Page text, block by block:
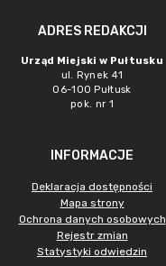
ADRES REDAKCJI
Urząd Miejski w Pułtusku
ul. Rynek 41
06-100 Pułtusk
pok. nr 1
INFORMACJE
Deklaracja dostępności
Mapa strony
Ochrona danych osobowych
Rejestr zmian
Statystyki odwiedzin